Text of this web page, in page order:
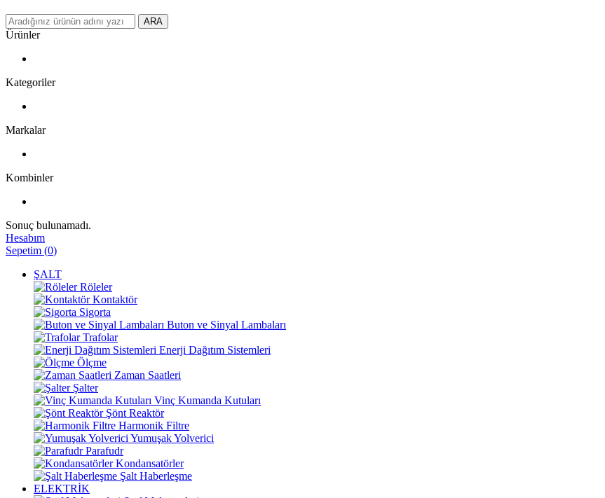
ARA
Ürünler
Kategoriler
Markalar
Kombinler
Sonuç bulunamadı.
Hesabım
Sepetim (0)
ŞALT
Röleler
Kontaktör
Sigorta
Buton ve Sinyal Lambaları
Trafolar
Enerji Dağıtım Sistemleri
Ölçme
Zaman Saatleri
Şalter
Vinç Kumanda Kutuları
Şönt Reaktör
Harmonik Filtre
Yumuşak Yolverici
Parafudr
Kondansatörler
Şalt Haberleşme
ELEKTRİK